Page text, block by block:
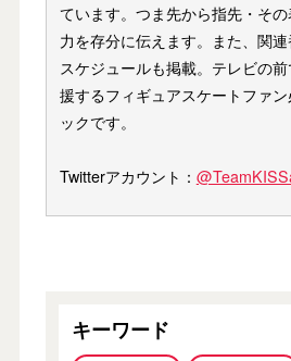
ています。つま先から指先・そ
力を存分に伝えます。また、関
スケジュールも掲載。テレビの
援するフィギュアスケートファ
ックです。
Twitterアカウント：
キーワード